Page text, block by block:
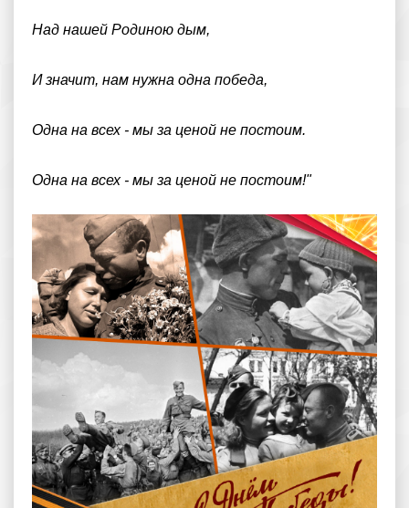
Над нашей Родиною дым,
И значит, нам нужна одна победа,
Одна на всех - мы за ценой не постоим.
Одна на всех - мы за ценой не постоим!"